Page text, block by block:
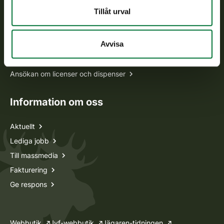
Tillåt urval
Avvisa
Oma riista -tjänsten
Ansökan om licenser och dispenser
Information om oss
Aktuellt
Lediga jobb
Till massmedia
Fakturering
Ge respons